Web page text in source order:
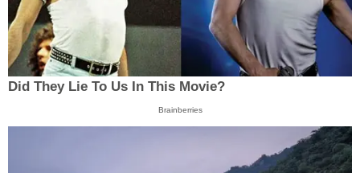
Did They Lie To Us In This Movie?
Brainberries